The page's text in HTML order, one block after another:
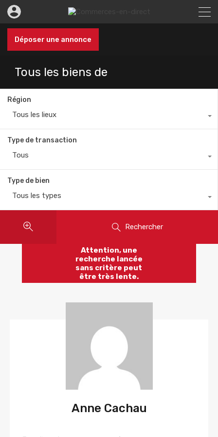
Déposer une annonce
Tous les biens de
Région
Tous les lieux
Type de transaction
Tous
Type de bien
Tous les types
Rechercher
Attention, une
recherche lancée
sans critère peut
être très lente.
Anne Cachau